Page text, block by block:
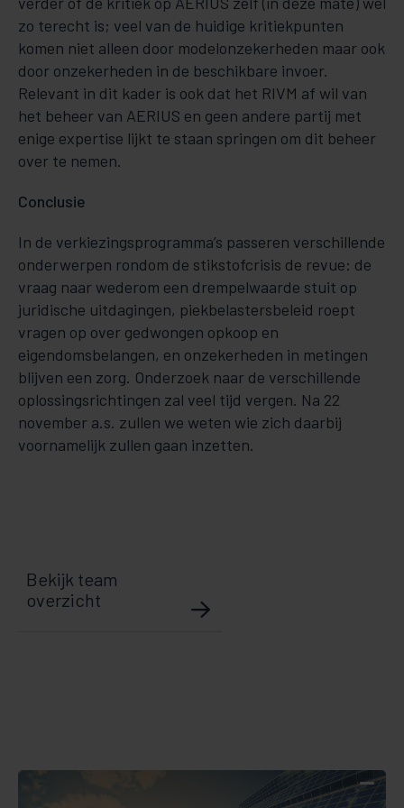
zo terecht is; veel van de huidige kritiekpunten
komen niet alleen door modelonzekerheden maar ook
door onzekerheden in de beschikbare invoer.
Relevant in dit kader is ook dat het RIVM af wil van
het beheer van AERIUS en geen andere partij met
enige expertise lijkt te staan springen om dit beheer
over te nemen.
Conclusie
In de verkiezingsprogramma’s passeren verschillende
onderwerpen rondom de stikstofcrisis de revue: de
vraag naar wederom een drempelwaarde stuit op
juridische uitdagingen, piekbelastersbeleid roept
vragen op over gedwongen opkoop en
eigendomsbelangen, en onzekerheden in metingen
blijven een zorg. Onderzoek naar de verschillende
oplossingsrichtingen zal veel tijd vergen. Na 22
november a.s. zullen we weten wie zich daarbij
voornamelijk zullen gaan inzetten.
Bekijk team
overzicht